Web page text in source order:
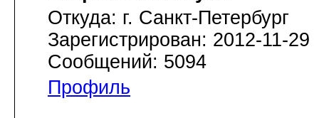
Откуда: г. Санкт-Петербург
Зарегистрирован: 2012-11-29
Сообщений: 5094
Профиль